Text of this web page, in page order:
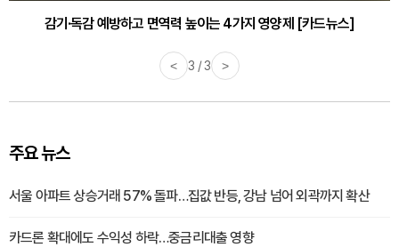
감기·독감 예방하고 면역력 높이는 4가지 영양제 [카드뉴스]
< 3 / 3 >
주요 뉴스
서울 아파트 상승거래 57% 돌파…집값 반등, 강남 넘어 외곽까지 확산
카드론 확대에도 수익성 하락…중금리대출 영향